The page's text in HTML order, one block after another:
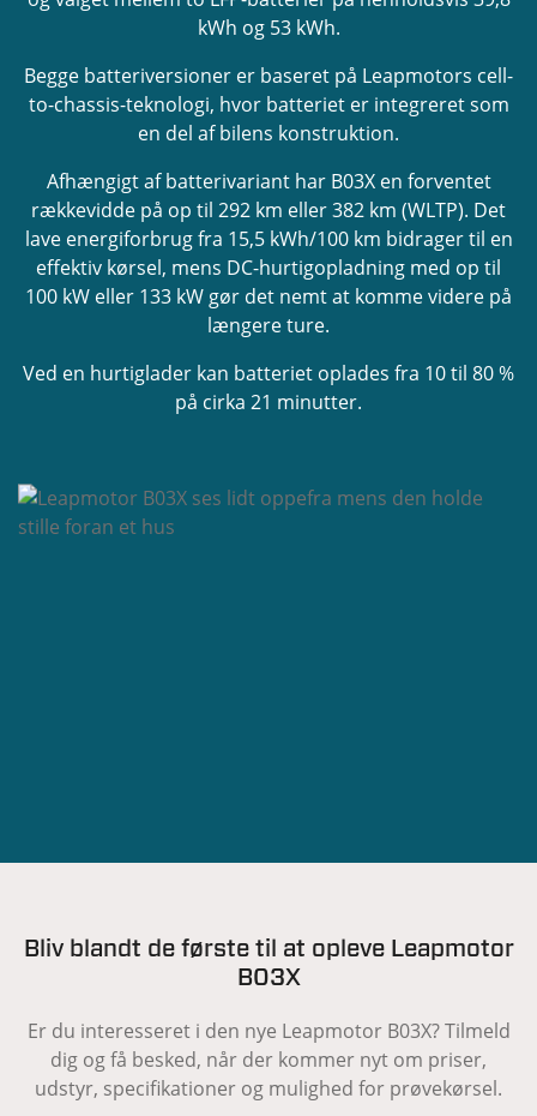
kWh og 53 kWh.
Begge batteriversioner er baseret på Leapmotors cell-
to-chassis-teknologi, hvor batteriet er integreret som
en del af bilens konstruktion.
Afhængigt af batterivariant har B03X en forventet
rækkevidde på op til 292 km eller 382 km (WLTP). Det
lave energiforbrug fra 15,5 kWh/100 km bidrager til en
effektiv kørsel, mens DC-hurtigopladning med op til
100 kW eller 133 kW gør det nemt at komme videre på
længere ture.
Ved en hurtiglader kan batteriet oplades fra 10 til 80 %
på cirka 21 minutter.
Bliv blandt de første til at opleve Leapmotor
B03X
Er du interesseret i den nye Leapmotor B03X? Tilmeld
dig og få besked, når der kommer nyt om priser,
udstyr, specifikationer og mulighed for prøvekørsel.